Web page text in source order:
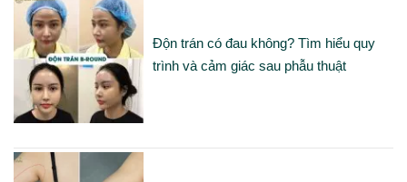
Độn trán có đau không? Tìm hiểu quy
trình và cảm giác sau phẫu thuật